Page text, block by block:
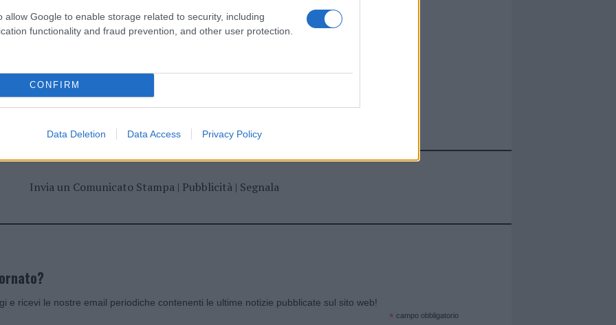
allow Google to enable storage related to security, including
functionality and fraud prevention, and other user protection.
CONFIRM
Data Deletion Data Access Privacy Policy
Prossimo articolo
Invia un Comunicato Stampa| Pubblicità| Segnala
e ricevi le nostre email periodiche contenenti le ultime notizie pubblicate sul sito web!
* campo obbligatorio